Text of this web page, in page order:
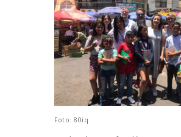
Foto: 80iq